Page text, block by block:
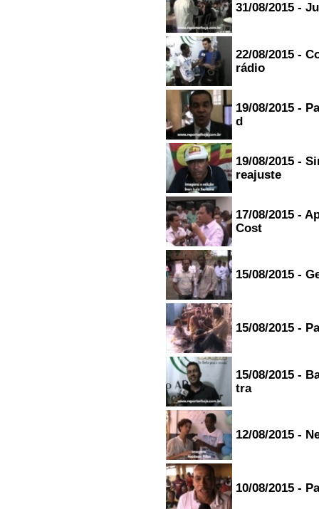
31/08/2015 -
22/08/2015 -
rádio
19/08/2015 -
d
19/08/2015 -
reajuste
17/08/2015 -
Cost
15/08/2015 -
15/08/2015 -
15/08/2015 -
tra
12/08/2015 -
10/08/2015 -